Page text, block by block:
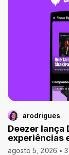
arodrigues
Deezer lança
experiências
agosto 5, 2026